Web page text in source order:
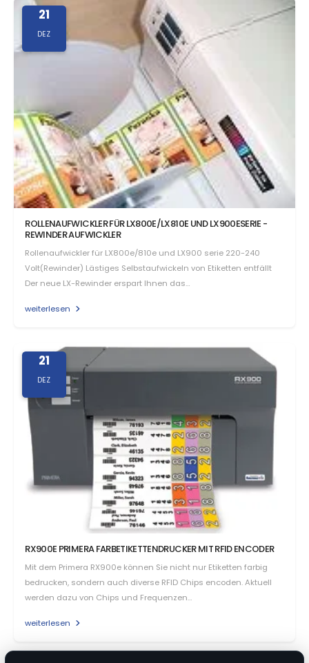
21
DEZ
ROLLENAUFWICKLER FÜR LX800E/LX810E UND LX900ESERIE -
REWINDER AUFWICKLER
Rollenaufwickler für LX800e/810e und LX900 serie 220-240
Volt(Rewinder) Lästiges Selbstaufwickeln von Etiketten entfällt
Der neue LX-Rewinder erspart Ihnen das…
weiterlesen
21
DEZ
RX900E PRIMERA FARBETIKETTENDRUCKER MIT RFID ENCODER
Mit dem Primera RX900e können Sie nicht nur Etiketten farbig
bedrucken, sondern auch diverse RFID Chips encoden. Aktuell
werden dazu von Chips und Frequenzen…
weiterlesen